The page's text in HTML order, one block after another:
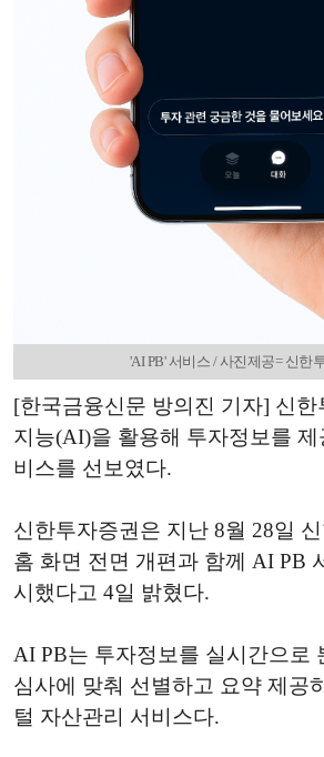
'AI PB' 서비스 / 사진제공= 신한
[한국금융신문 방의진 기자] 신한
지능(AI)을 활용해 투자정보를 제
비스를 선보였다.
신한투자증권은 지난 8월 28일
홈 화면 전면 개편과 함께 AI PB
시했다고 4일 밝혔다.
AI PB는 투자정보를 실시간으로
심사에 맞춰 선별하고 요약 제공
털 자산관리 서비스다.